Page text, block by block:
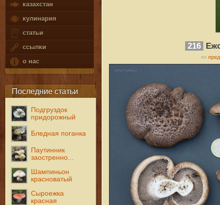
казахстан
кулинария
статьи
ссылки
о нас
Последние статьи
Подгруздок
придорожный
Бледная поганка
Паутинник
заостренно...
Шампиньон
красноватый
Сыроежка
красная
216
<<